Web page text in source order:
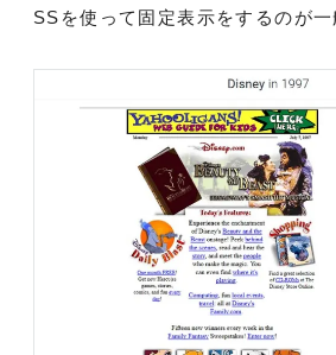
SSを使って固定表示をするのが一